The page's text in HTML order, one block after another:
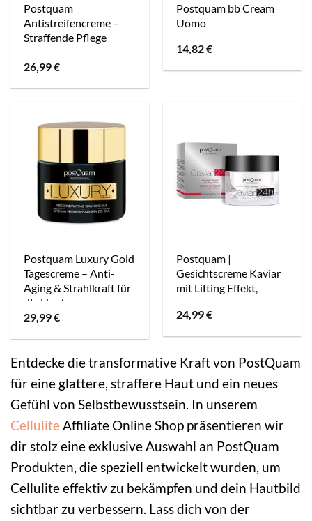
Postquam
Antistreifencreme –
Straffende Pflege
Dehnungsstreifen
26,99€
Postquam bb Cream
Uomo
14,82€
Postquam Luxury Gold
Tagescreme – Anti-
Aging & Strahlkraft für
die Haut
29,99€
Postquam |
Gesichtscreme Kaviar
mit Lifting Effekt,
24,99€
Entdecke die transformative Kraft von PostQuam
für eine glattere, straffere Haut und ein neues
Gefühl von Selbstbewusstsein. In unserem
CelluliteAffiliate Online Shop präsentieren wir
dir stolz eine exklusive Auswahl an PostQuam
Produkten, die speziell entwickelt wurden, um
Cellulite effektiv zu bekämpfen und dein Hautbild
sichtbar zu verbessern. Lass dich von der